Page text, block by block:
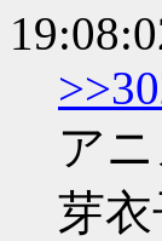
ア
芽衣